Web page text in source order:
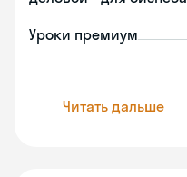
Уроки премиум
Читать дальше